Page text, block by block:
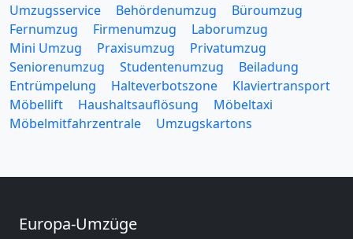
Umzugsservice Behördenumzug
Büroumzug
Fernumzug
Firmenumzug
Laborumzug
Mini Umzug
Praxisumzug
Privatumzug
Seniorenumzug
Studentenumzug
Beiladung
Entrümpelung
Halteverbotszone
Klaviertransport
Möbellift
Haushaltsauflösung
Möbeltaxi
Möbelmitfahrzentrale
Umzugskartons
Europa-Umzüge